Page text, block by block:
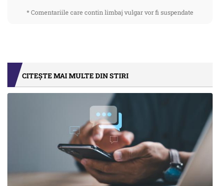
* Comentariile care contin limbaj vulgar vor fi suspendate
CITEȘTE MAI MULTE DIN STIRI